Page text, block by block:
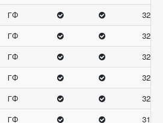
ГФ
32.33
ГФ
32.33
ГФ
32
ГФ
32
ГФ
32
ГФ
31.33